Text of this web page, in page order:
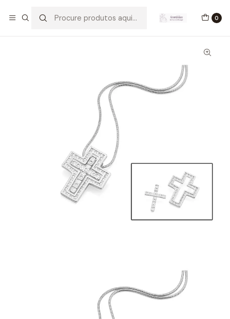
0
Pingente Cruz Dupla de Ródio e Zircónia